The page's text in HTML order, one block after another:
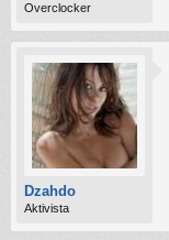
Overclocker
Dzahdo
Aktivista